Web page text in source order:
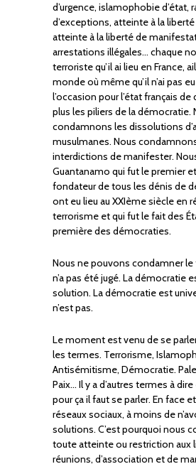
d’urgence, islamophobie d’état,
d’exceptions, atteinte à la liberté
atteinte à la liberté de
arrestations illégales… chaque
terroriste qu’il ai lieu en France,
monde où même qu’il n’ai pas
l’occasion pour l’état français de
plus les piliers de la démocratie.
condamnons les dissolutions
musulmanes. Nous
interdictions de manifester.
Guantanamo qui fut le premier
fondateur de tous les dénis de
ont eu lieu au XXIème siècle en
terrorisme et qui fut le fait des
première des démocraties.
Nous ne pouvons condamner le
n’a pas été jugé. La démocratie
solution. La démocratie est
n’est pas.
Le moment est venu de se
les termes. Terrorisme,
Antisémitisme, Démocratie.
Paix… Il y a d’autres termes à
pour ça il faut se parler. En face
réseaux sociaux, à moins de
solutions. C’est pourquoi nous
toute atteinte ou restriction aux
réunions, d’association et de